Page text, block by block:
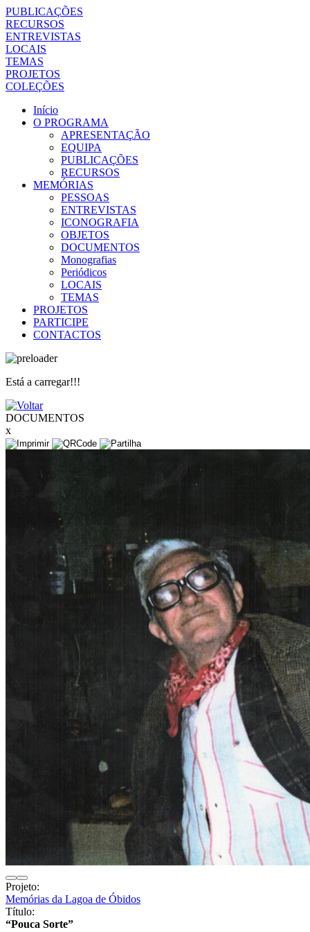
PUBLICAÇÕES
RECURSOS
ENTREVISTAS
LOCAIS
TEMAS
PROJETOS
COLEÇÕES
Início
O PROGRAMA
APRESENTAÇÃO
EQUIPA
PUBLICAÇÕES
RECURSOS
MEMÓRIAS
PESSOAS
ENTREVISTAS
ICONOGRAFIA
OBJETOS
DOCUMENTOS
Monografias
Periódicos
LOCAIS
TEMAS
PROJETOS
PARTICIPE
CONTACTOS
Está a carregar!!!
DOCUMENTOS
x
Projeto:
Memórias da Lagoa de Óbidos
Título:
“Pouca Sorte”